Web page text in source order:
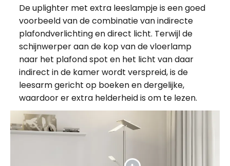
De uplighter met extra leeslampje is een goed
voorbeeld van de combinatie van indirecte
plafondverlichting en direct licht. Terwijl de
schijnwerper aan de kop van de vloerlamp
naar het plafond spot en het licht van daar
indirect in de kamer wordt verspreid, is de
leesarm gericht op boeken en dergelijke,
waardoor er extra helderheid is om te lezen.